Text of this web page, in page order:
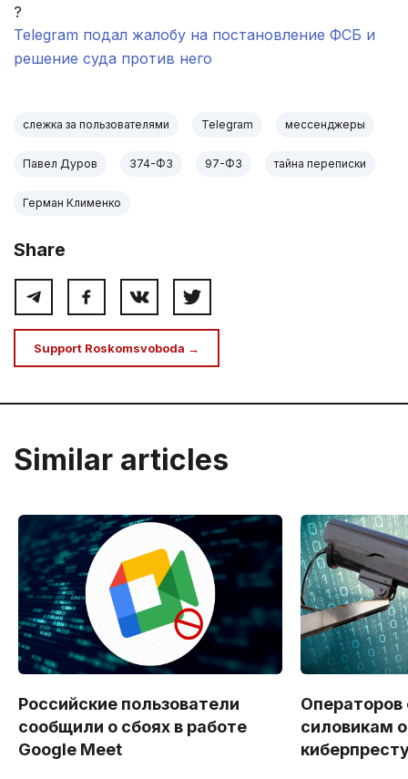
?
Telegram подал жалобу на постановление ФСБ и
решение суда против него
слежка за пользователями Telegram мессенджеры
Павел Дуров 374-ФЗ 97-ФЗ тайна переписки
Герман Клименко
Share
Support Roskomsvoboda →
Similar articles
Российские пользователи
сообщили о сбоях в работе
Google Meet
силовикам